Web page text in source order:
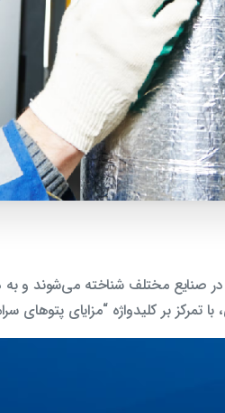
در صنایع مختلف شناخته می‌شوند و
بر کلیدواژه “مزایای پتوهای